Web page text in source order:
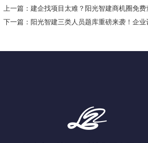
上一篇： 建企找项目太难？阳光智建商机圈免
下一篇： 阳光智建三类人员题库重磅来袭！企